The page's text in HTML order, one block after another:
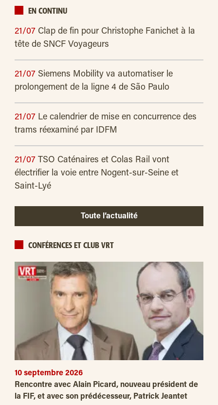
EN CONTINU
21/07 Clap de fin pour Christophe Fanichet à la
tête de SNCF Voyageurs
21/07 Siemens Mobility va automatiser le
prolongement de la ligne 4 de São Paulo
21/07 Le calendrier de mise en concurrence des
trams réexaminé par IDFM
21/07 TSO Caténaires et Colas Rail vont
électrifier la voie entre Nogent-sur-Seine et
Saint-Lyé
Toute l’actualité
CONFÉRENCES ET CLUB VRT
10 septembre 2026
Rencontre avec Alain Picard, nouveau président de
la FIF, et avec son prédécesseur, Patrick Jeantet